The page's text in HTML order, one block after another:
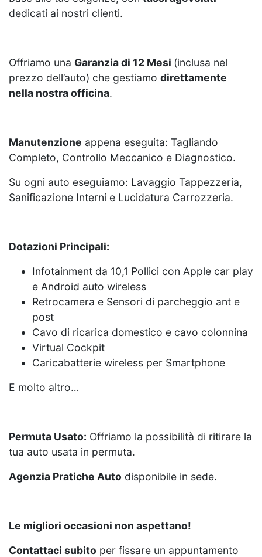
dedicati ai nostri clienti.
Offriamo una Garanzia di 12 Mesi (inclusa nel
prezzo dell’auto) che gestiamo direttamente
nella nostra officina.
Manutenzione appena eseguita: Tagliando
Completo, Controllo Meccanico e Diagnostico.
Su ogni auto eseguiamo: Lavaggio Tappezzeria,
Sanificazione Interni e Lucidatura Carrozzeria.
Dotazioni Principali:
Infotainment da 10,1 Pollici con Apple car play
e Android auto wireless
Retrocamera e Sensori di parcheggio ant e
post
Cavo di ricarica domestico e cavo colonnina
Virtual Cockpit
Caricabatterie wireless per Smartphone
E molto altro…
Permuta Usato: Offriamo la possibilità di ritirare la
tua auto usata in permuta.
Agenzia Pratiche Auto disponibile in sede.
Le migliori occasioni non aspettano!
Contattaci subito per fissare un appuntamento